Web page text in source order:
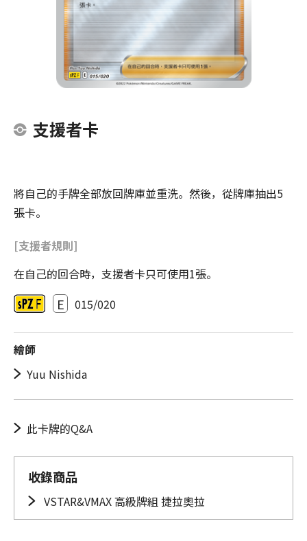
支援者卡
將自己的手牌全部放回牌庫並重洗。然後，從牌庫抽出5
張卡。
[支援者規則]
在自己的回合時，支援者卡只可使用1張。
E 015/020
繪師
Yuu Nishida
此卡牌的Q&A
收錄商品
VSTAR&VMAX 高級牌組 捷拉奧拉